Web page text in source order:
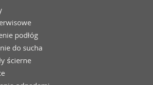
podłóg
do sucha
ścierne